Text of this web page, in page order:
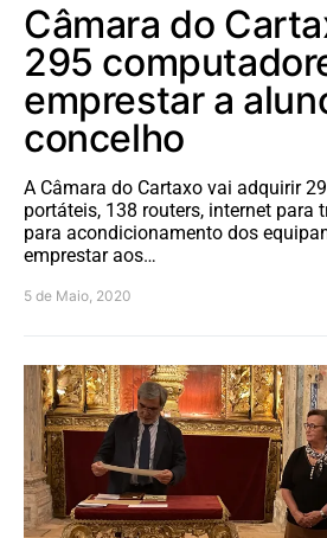
Câmara do
295
emprestar a
concelho
A Câmara do Cartaxo vai adquirir
portáteis, 138 routers, internet para
para acondicionamento dos
emprestar aos…
5 de Maio, 2020